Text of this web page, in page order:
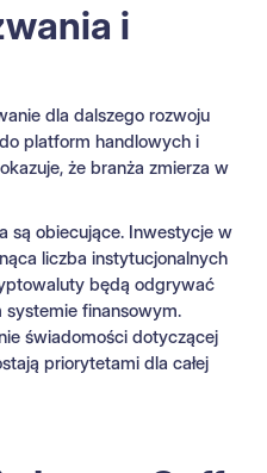
i
dla dalszego rozwoju
platform handlowych i
że branża zmierza w
są obiecujące. Inwestycje w
liczba instytucjonalnych
będą odgrywać
finansowym.
świadomości dotyczącej
priorytetami dla całej